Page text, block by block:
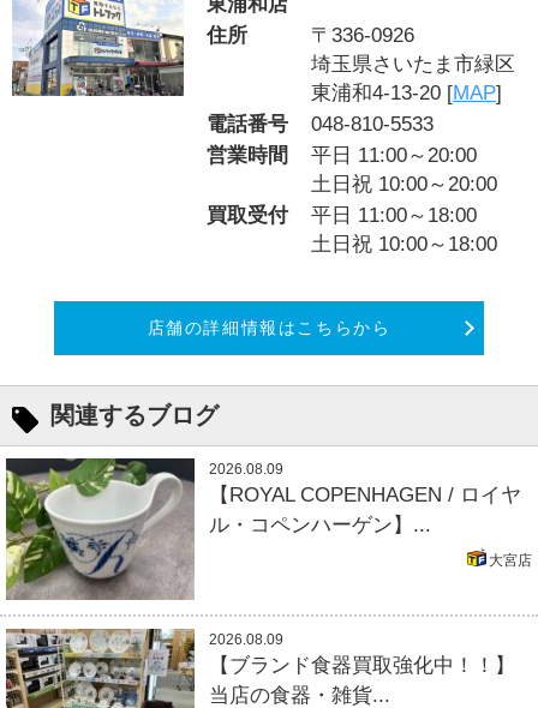
住所
〒336-0926
埼玉県さいたま市緑区
東浦和4-13-20 [MAP]
電話番号
048-810-5533
営業時間
平日 11:00～20:00
土日祝 10:00～20:00
買取受付
平日 11:00～18:00
土日祝 10:00～18:00
店舗の詳細情報はこちらから
関連するブログ
2026.08.09
【ROYAL COPENHAGEN / ロイヤ
ル・コペンハーゲン】...
大宮店
2026.08.09
【ブランド食器買取強化中！！】
当店の食器・雑貨...